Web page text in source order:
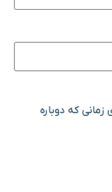
زمانی که دوباره